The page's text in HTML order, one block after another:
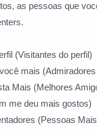
as pessoas que
(Visitantes do perfil)
mais
Mais (Melhores
me deu mais gostos)
(Pessoas